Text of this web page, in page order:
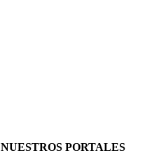
NUESTROS PORTALES